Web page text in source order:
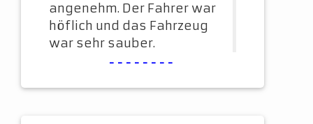
angenehm. Der Fahrer war
höflich und das Fahrzeug
war sehr sauber.
--------